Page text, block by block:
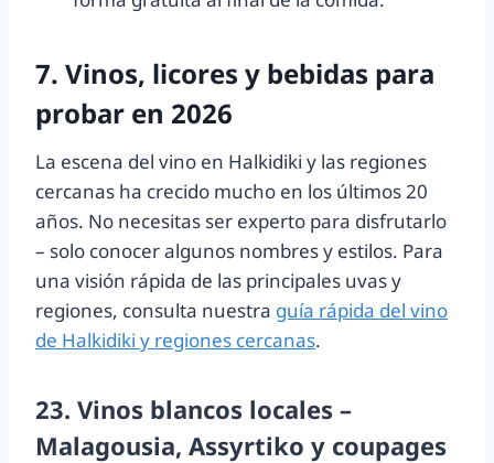
7. Vinos, licores y bebidas para
probar en 2026
La escena del vino en Halkidiki y las regiones
cercanas ha crecido mucho en los últimos 20
años. No necesitas ser experto para disfrutarlo
– solo conocer algunos nombres y estilos. Para
una visión rápida de las principales uvas y
regiones, consulta nuestra guía rápida del vino
de Halkidiki y regiones cercanas.
23. Vinos blancos locales –
Malagousia, Assyrtiko y coupages